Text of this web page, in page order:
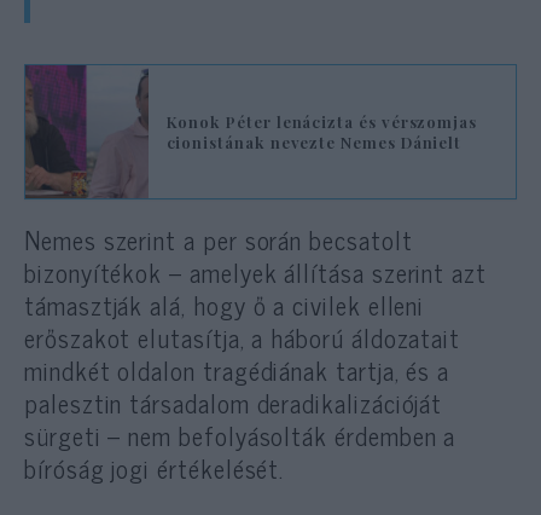
Konok Péter lenácizta és vérszomjas
cionistának nevezte Nemes Dánielt
Nemes szerint a per során becsatolt
bizonyítékok – amelyek állítása szerint azt
támasztják alá, hogy ő a civilek elleni
erőszakot elutasítja, a háború áldozatait
mindkét oldalon tragédiának tartja, és a
palesztin társadalom deradikalizációját
sürgeti – nem befolyásolták érdemben a
bíróság jogi értékelését.